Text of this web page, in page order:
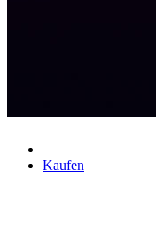
Kaufen